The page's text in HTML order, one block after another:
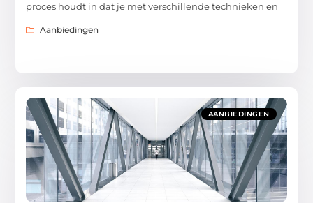
proces houdt in dat je met verschillende technieken en
Aanbiedingen
AANBIEDINGEN